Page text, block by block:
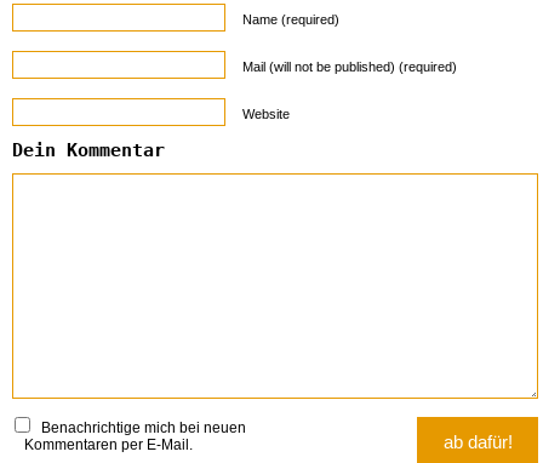
Name (required)
Mail (will not be published) (required)
Website
Dein Kommentar
Benachrichtige mich bei neuen
Kommentaren per E-Mail.